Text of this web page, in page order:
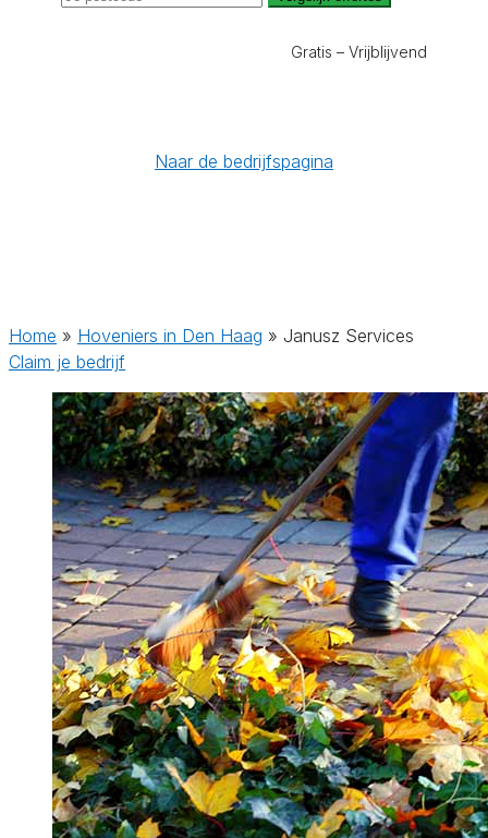
Gratis – Vrijblijvend
Naar de bedrijfspagina
Home » Hoveniers in Den Haag » Janusz Services
Claim je bedrijf